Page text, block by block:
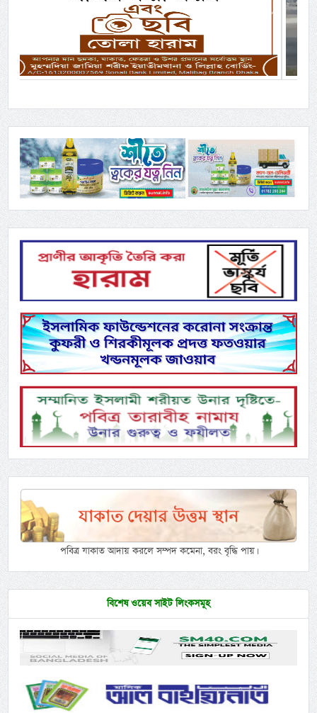
Next
পবিত্র যাকাত আদায় করলে সম্পদ কমেনা, বরং বৃদ্ধি পায়।
বিশেষ ওয়েব সাইট লিংকসমূহ